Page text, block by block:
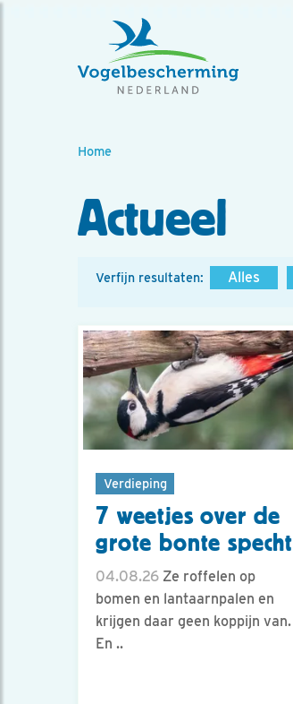
Home
Actueel
Verfijn resultaten: Alles
Verdieping
7 weetjes over de
grote bonte specht
04.08.26 Ze roffelen op
bomen en lantaarnpalen en
krijgen daar geen koppijn van.
En ..